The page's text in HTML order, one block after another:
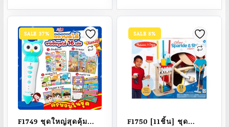
เด็กของเล่น2021ใหม่
MN98 1:12รถ RC 2.4G
4WD รุ่น RTR ตีน
ตะขาบหินบังคับวิทยุ
รีโมทคอนโทรลรถบังคับ
วิทยุสำหรับเด็ก
ผู้ชาย,ของขวัญของเล่น
ใหม่ปี2021 MN98
ได้
SALE 37%
F1749 ชุดใหญ่สุดคุ้ม
SALE 8%
F1750 [11ชิ้น] ชุด